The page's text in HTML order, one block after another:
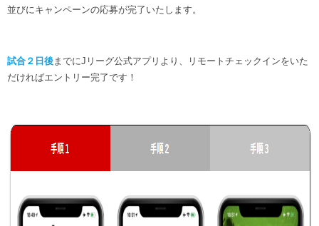
並びにキャンペーンの応募が完了いたします。
試合２日後までにJリーグ公式アプリより、リモートチェックインをいた
だければエントリー完了です！